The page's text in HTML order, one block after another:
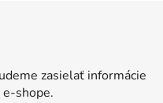
zasielať informácie
e-shope.